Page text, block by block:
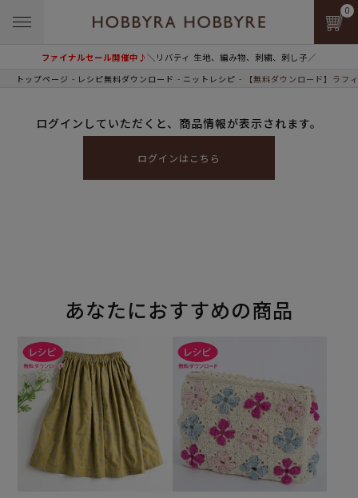
ファイナルセール開催中♪＼リバティ 生地、編み物、刺繍、刺し子／
0
トップページ レシピ無料ダウンロード ニットレシピ 【無料ダウンロード】ラフ
ログインしていただくと、商品情報が表示されます。
ログインはこちら
あなたにおすすめの商品